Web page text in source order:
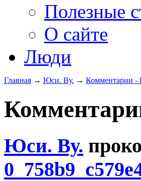
Полезные
О сайте
Люди
Главная → Юси. Ву. → Комментарии -
Юси. Ву.